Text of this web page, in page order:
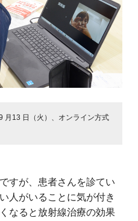
月13 日（火）、オンライン方式
すが、患者さんを診てい
人がいることに気が付き
なると放射線治療の効果